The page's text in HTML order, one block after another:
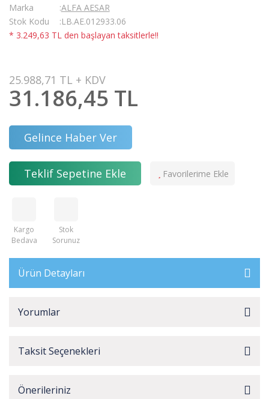
Marka
ALFA AESAR
Stok Kodu
LB.AE.012933.06
* 3.249,63 TL den başlayan taksitlerle!!
25.988,71 TL + KDV
31.186,45 TL
Gelince Haber Ver
Teklif Sepetine Ekle
Kargo
Bedava
Stok
Sorunuz
Ürün Detayları
Yorumlar
Taksit Seçenekleri
Önerileriniz